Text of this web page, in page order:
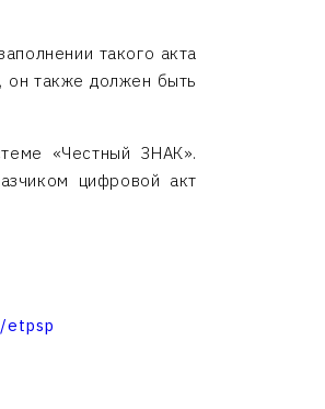
такого акта
он также должен быть
«Честный ЗНАК».
цифровой акт
etpsp